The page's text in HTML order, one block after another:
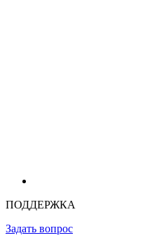
ПОДДЕРЖКА
Задать вопрос